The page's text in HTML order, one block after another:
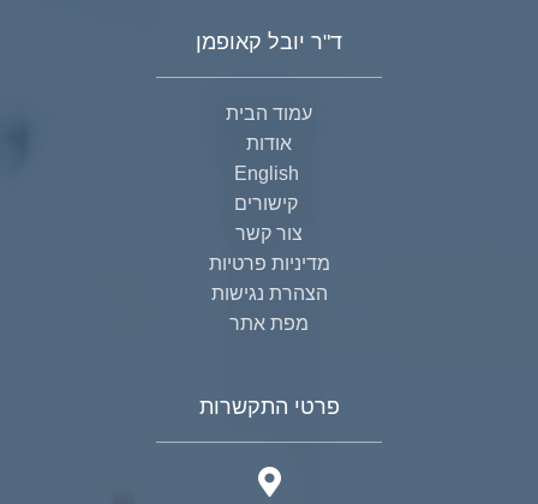
ד"ר יובל קאופמן
עמוד הבית
אודות
English
קישורים
צור קשר
מדיניות פרטיות
הצהרת נגישות
מפת אתר
פרטי התקשרות